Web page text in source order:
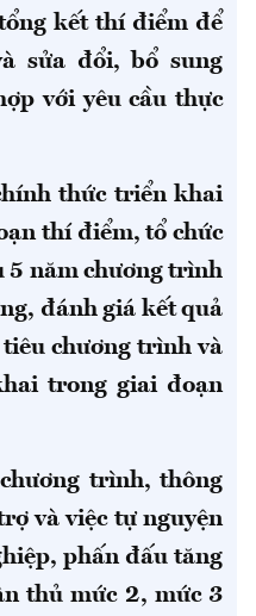
kết thí điểm để
sửa đổi, bổ sung
với yêu cầu thực
thức triển khai
thí điểm, tổ chức
5 năm chương trình
đánh giá kết quả
tiêu chương trình và
trong giai đoạn
trình, thông
và việc tự nguyện
phấn đấu tăng
thủ mức 2, mức 3